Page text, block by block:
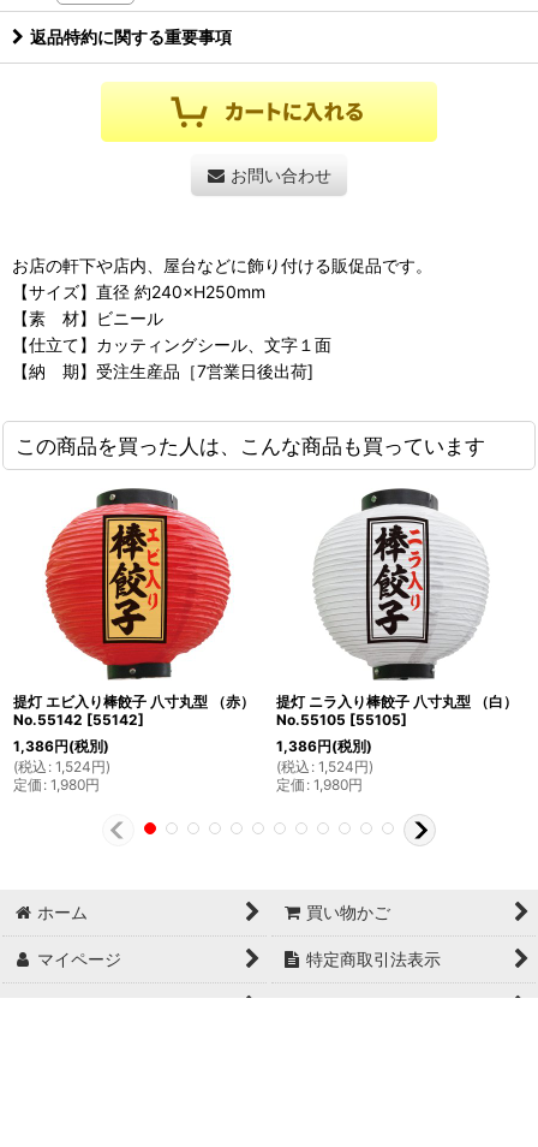
返品特約に関する重要事項
お問い合わせ
お店の軒下や店内、屋台などに飾り付ける販促品です。
【サイズ】直径 約240×H250mm
【素 材】ビニール
【仕立て】カッティングシール、文字１面
【納 期】受注生産品［7営業日後出荷]
この商品を買った人は、こんな商品も買っています
提灯 エビ入り棒餃子 八寸丸型 （赤）
No.55142 [55142]
1,386円(税別)
(税込 : 1,524円)
定価 : 1,980円
提灯 ニラ入り棒餃子 八寸丸型 （白）
No.55105 [55105]
1,386円(税別)
(税込 : 1,524円)
定価 : 1,980円
ホーム 買い物かご
マイページ 特定商取引法表示